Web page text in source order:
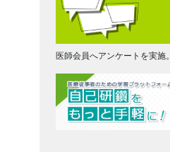
医師会員へアンケートを実施